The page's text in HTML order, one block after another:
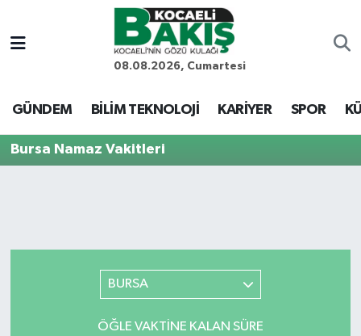
08.08.2026, Cumartesi
GÜNDEM BİLİM TEKNOLOJİ KARİYER SPOR
Bursa Namaz Vakitleri
BURSA
ÖĞLE VAKTINE KALAN SÜRE
Kocaeli Nöbetçi Eczaneler
Kocaeli Hava Durumu
Kocaeli Trafik Yoğunluk Haritası
Son Dakika Haberleri